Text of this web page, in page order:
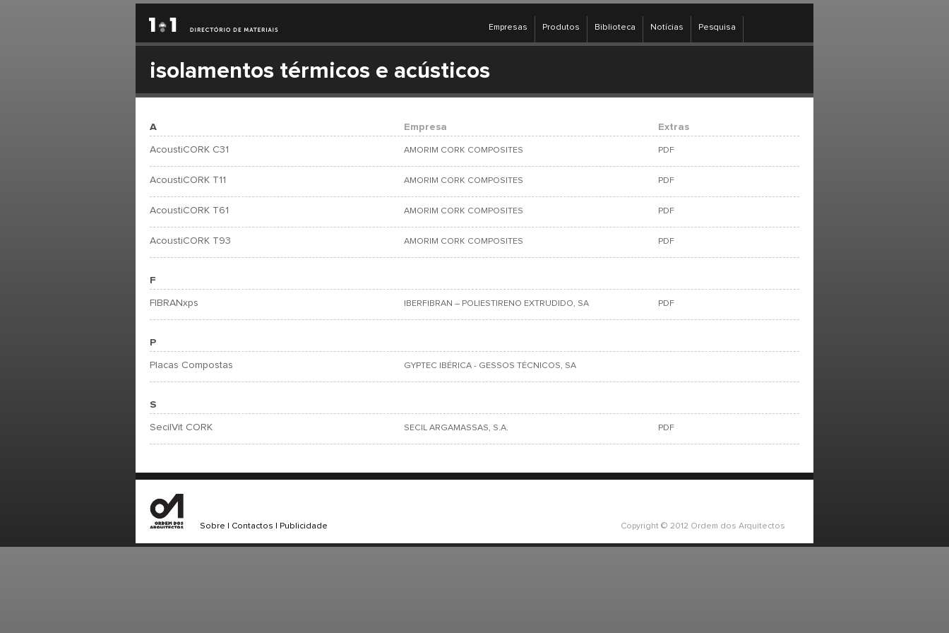
Empresas Produtos Biblioteca Notícias Pesquisa
isolamentos térmicos e acústicos
A Empresa Extras
AcoustiCORK C31 AMORIM CORK COMPOSITES PDF
AcoustiCORK T11 AMORIM CORK COMPOSITES PDF
AcoustiCORK T61 AMORIM CORK COMPOSITES PDF
AcoustiCORK T93 AMORIM CORK COMPOSITES PDF
F
FIBRANxps IBERFIBRAN – POLIESTIRENO EXTRUDIDO, SA PDF
P
Placas Compostas GYPTEC IBÉRICA - GESSOS TÉCNICOS, SA
S
SecilVit CORK SECIL ARGAMASSAS, S.A. PDF
Sobre Contactos Publicidade Copyright © 2012 Ordem dos Arquitectos